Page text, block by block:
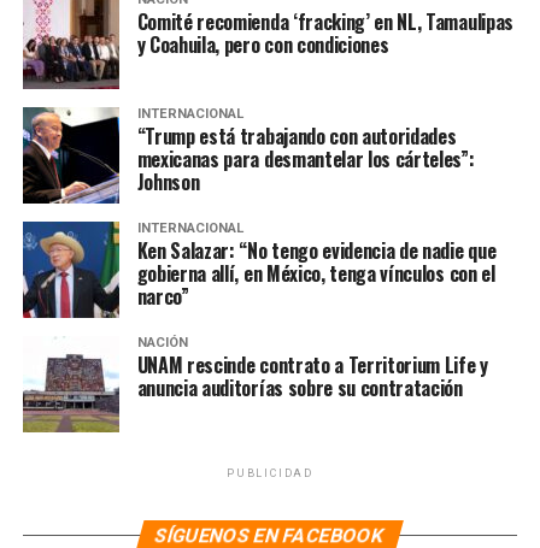
SIGUIENTE
Gobcdmx incorpora 14 nuevos trolebuses a la Línea 12 y
anuncia nueva línea
NO TE PIERDAS
Invasión urbana en Los Dinamos se calcula en 50
hectáreas; comuneros acusan “legalización” por parte
de la alcaldía
Comité recomienda ‘fracking’ en NL, Tamaulipas
y Coahuila, pero con condiciones
INTERNACIONAL
“Trump está trabajando con autoridades
mexicanas para desmantelar los cárteles”:
Johnson
INTERNACIONAL
Ken Salazar: “No tengo evidencia de nadie que
gobierna allí, en México, tenga vínculos con el
narco”
NACIÓN
UNAM rescinde contrato a Territorium Life y
anuncia auditorías sobre su contratación
PUBLICIDAD
SÍGUENOS EN FACEBOOK